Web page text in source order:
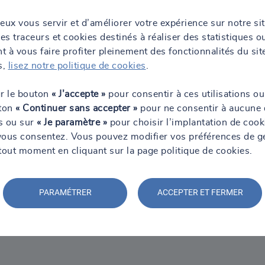
sur Navires
Découvrez un cas concret de mesures d’empoussièrement
.
pour optimiser la gestion de votre patrimoine et assurer votre
vous servir et d’améliorer votre expérience sur notre
traceurs et cookies destinés à réaliser des statistiques
à vous faire profiter pleinement des fonctionnalités du
lisez notre politique de cookies
le bouton « J’accepte » pour consentir à ces utilisations
« Continuer sans accepter » pour ne consentir à aucune
ou sur « Je paramètre » pour choisir l’implantation de
consentez. Vous pouvez modifier vos préférences de
moment en cliquant sur la page politique de cookies.
PARAMÉTRER ACCEPTER ET FERMER